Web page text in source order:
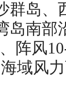
群岛、
岛南部
阵风
域风